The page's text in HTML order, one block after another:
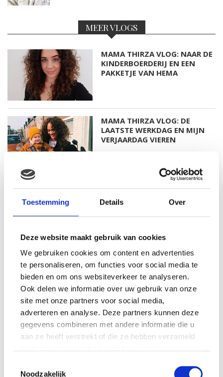
Toestemming Details Over
Deze website maakt gebruik van cookies
We gebruiken cookies om content en advertenties
te personaliseren, om functies voor social media te
bieden en om ons websiteverkeer te analyseren.
Ook delen we informatie over uw gebruik van onze
site met onze partners voor social media,
adverteren en analyse. Deze partners kunnen deze
gegevens combineren met andere informatie die u
aan ze heeft verstrekt of die ze hebben verzameld
Noodzakelijk
MEER VLOGS
MAMA THIRZA VLOG: NAAR DE
KINDERBOERDERIJ EN EEN
PAKKETJE VAN HEMA
MAMA THIRZA VLOG: DE
LAATSTE WERKDAG EN MIJN
VERJAARDAG VIEREN
MAMA THIRZA VLOG: HET IS
MAMA THIRZA VLOG: OP
VAKANTIE & TWEE ZIEKE
KINDEREN
MAMA CARMEN VLOG:
SCHOLEN ZIJN WEER
BEGONNEN & TANDEN BLEKEN